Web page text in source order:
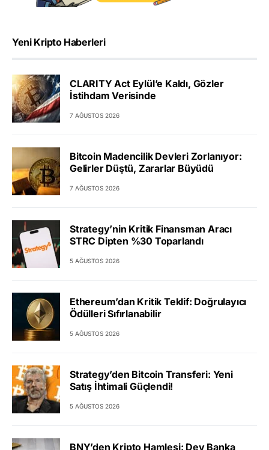
Yeni Kripto Haberleri
CLARITY Act Eylül’e Kaldı, Gözler
İstihdam Verisinde
7 AĞUSTOS 2026
Bitcoin Madencilik Devleri Zorlanıyor:
Gelirler Düştü, Zararlar Büyüdü
7 AĞUSTOS 2026
Strategy’nin Kritik Finansman Aracı
STRC Dipten %30 Toparlandı
5 AĞUSTOS 2026
Ethereum’dan Kritik Teklif: Doğrulayıcı
Ödülleri Sıfırlanabilir
5 AĞUSTOS 2026
Strategy’den Bitcoin Transferi: Yeni
Satış İhtimali Güçlendi!
5 AĞUSTOS 2026
BNY’den Kripto Hamlesi: Dev Banka